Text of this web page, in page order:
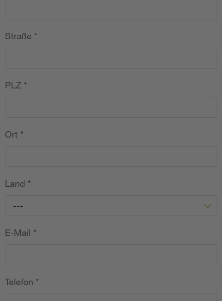
Straße *
PLZ *
Ort *
Land *
---
E-Mail *
Telefon *